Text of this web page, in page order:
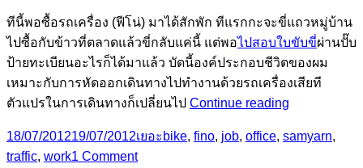
ทีนี้พอซื้อรถเครื่อง (ฟีโน่) มาได้สักพัก ทีแรกกะจะขี่แถวหมู่บ้าน
ไปซื้อกับข้าวที่ตลาดแล้วขี่กลับแค่นี้ แต่พอไปสอบใบขับขี่ผ่านปั๊บ
ป้ายทะเบียนอะไรก็ได้มาแล้ว บัดนี้องค์ประกอบชีวิตของผม
เหมาะกับการหัดออกเดินทางไปทำงานด้วยรถเครื่องเสียที
ตัวแปรในการเดินทางก็เปลี่ยนไป Continue reading
ที่
Posted
on
18/07/201219/07/2012Categories
เยอะTags
bike, fino, job, office, samyarn,
traffic, work1 Commenton